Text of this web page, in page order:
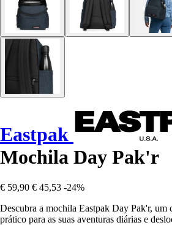
Eastpak
Mochila Day Pak'r
€ 59,90 € 45,53 -24%
Descubra a mochila Eastpak Day Pak'r, um
prático para as suas aventuras diárias e